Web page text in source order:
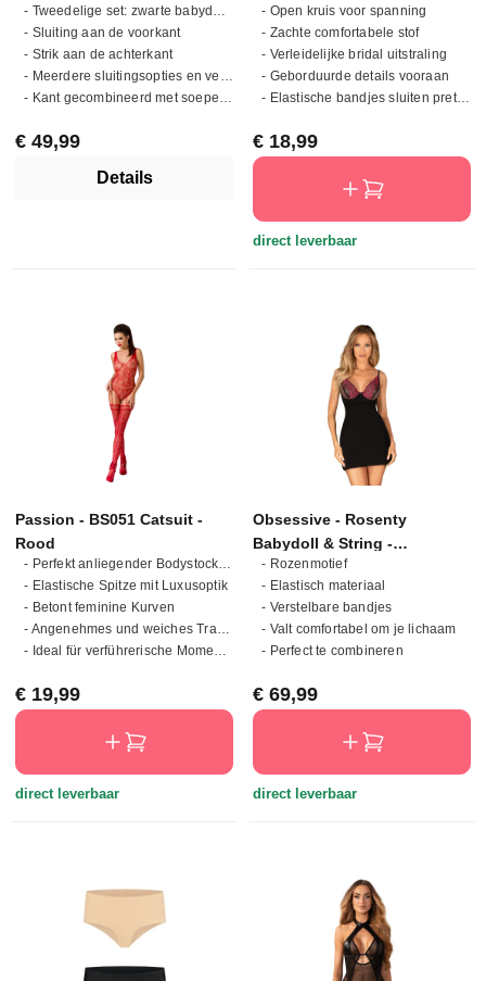
- Tweedelige set: zwarte babydoll en string
- Sluiting aan de voorkant
- Strik aan de achterkant
- Meerdere sluitingsopties en verstelbare schouderbandjes
- Kant gecombineerd met soepele, transparante stof
Normale prijs:
€ 49,99
Details
- Open kruis voor spanning
- Zachte comfortabele stof
- Verleidelijke bridal uitstraling
- Geborduurde details vooraan
- Elastische bandjes sluiten prettig aan
Normale prijs:
€ 18,99
direct leverbaar
Passion - BS051 Catsuit -
Rood
- Perfekt anliegender Bodystocking
- Elastische Spitze mit Luxusoptik
- Betont feminine Kurven
- Angenehmes und weiches Tragegefühl
- Ideal für verführerische Momente
Normale prijs:
€ 19,99
direct leverbaar
Obsessive - Rosenty
Babydoll & String -
Zwart/Paars
- Rozenmotief
- Elastisch materiaal
- Verstelbare bandjes
- Valt comfortabel om je lichaam
- Perfect te combineren
Normale prijs:
€ 69,99
direct leverbaar